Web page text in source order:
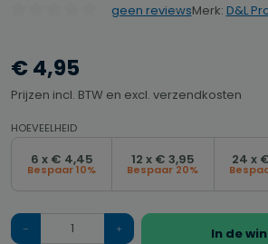
geen reviewsMerk: D&L
€ 4,95
Prijzen incl. BTW en excl. verzendkosten
HOEVEELHEID
6 x € 4,45
Bespaar 10%
12 x € 3,95
Bespaar 20%
24 x
Hoeveelheid
In de